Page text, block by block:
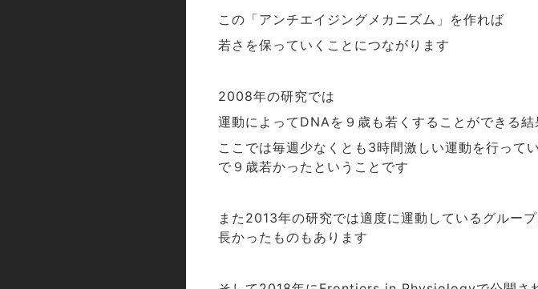
この「アンチエイジングメカニズム」を作れば
若さを保っていくことにつながります
2008年の研究では
運動によって DNA を９歳も若くすることができる
ここでは毎週少なくとも 3時間激しい運動を行って
で９歳若かったということです
また 2013年の研究では適度に運動しているグルー
長かったものもあります